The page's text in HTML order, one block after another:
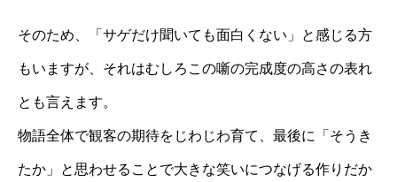
そのため、「サゲだけ聞いても面白くない」と感じる方
もいますが、それはむしろこの噺の完成度の高さの表れ
とも言えます。
物語全体で観客の期待をじわじわ育て、最後に「そうき
たか」と思わせることで大きな笑いにつなげる作りだか